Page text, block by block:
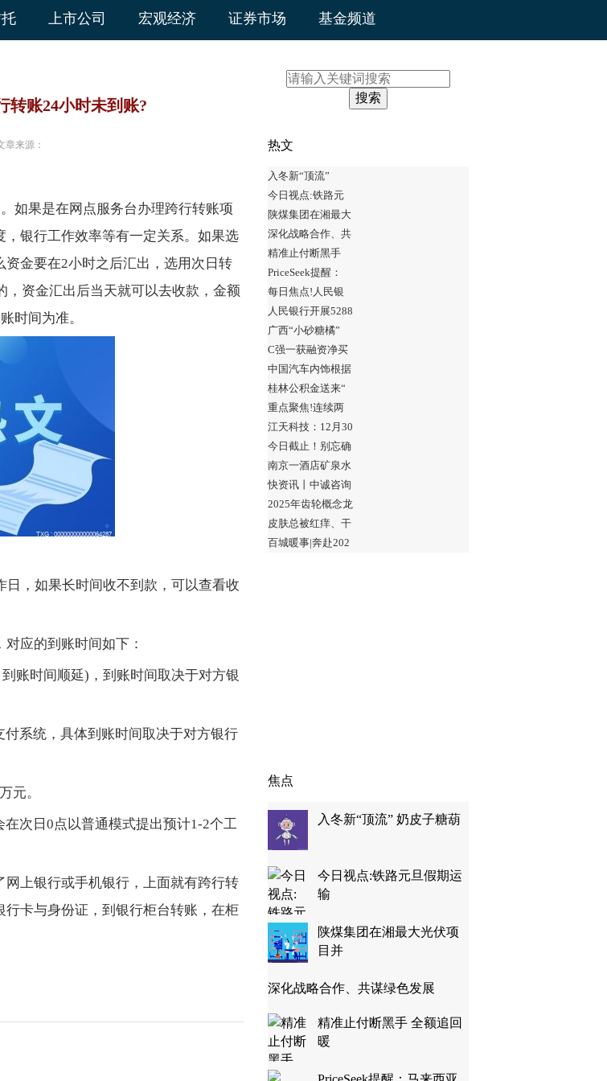
上市公司 宏观经济 证券市场 基金频道
转账24小时未到账?
章来源：
如果是在网点服务台办理跨行转账项
银行工作效率等有一定关系。如果选
金要在2小时之后汇出，选用次日转
，资金汇出后当天就可以去收款，金额
时间为准。
，如果长时间收不到款，可以查看收
应的到账时间如下：
账时间顺延)，到账时间取决于对方银
系统，具体到账时间取决于对方银行
元。
次日0点以普通模式提出预计1-2个工
上银行或手机银行，上面就有跨行转
卡与身份证，到银行柜台转账，在柜
搜索
热文
入冬新“顶流”
今日视点:铁路元
陕煤集团在湘最大
深化战略合作、共
精准止付断黑手
PriceSeek提醒：
每日焦点!人民银
人民银行开展5288
广西“小砂糖橘”
C强一获融资净买
中国汽车内饰根据
桂林公积金送来“
重点聚焦!连续两
江天科技：12月30
今日截止！别忘确
南京一酒店矿泉水
快资讯丨中诚咨询
2025年齿轮概念龙
皮肤总被红痒、干
百城暖事|奔赴202
焦点
入冬新“顶流” 奶皮子糖葫
今日视点:铁路元旦假期运
输
陕煤集团在湘最大光伏项
目并
深化战略合作、共谋绿色发展
精准止付断黑手 全额追回
暖